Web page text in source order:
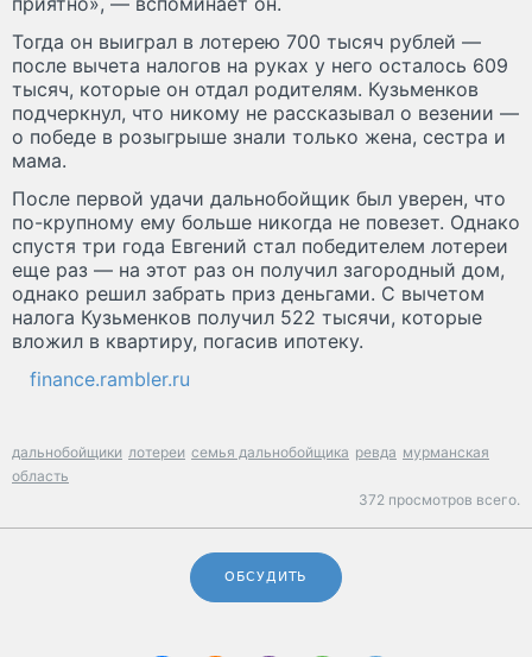
Тогда он выиграл в лотерею 700 тысяч рублей —
после вычета налогов на руках у него осталось 609
тысяч, которые он отдал родителям. Кузьменков
подчеркнул, что никому не рассказывал о везении —
о победе в розыгрыше знали только жена, сестра и
мама.
После первой удачи дальнобойщик был уверен, что
по-крупному ему больше никогда не повезет. Однако
спустя три года Евгений стал победителем лотереи
еще раз — на этот раз он получил загородный дом,
однако решил забрать приз деньгами. С вычетом
налога Кузьменков получил 522 тысячи, которые
вложил в квартиру, погасив ипотеку.
finance.rambler.ru
дальнобойщики лотереи семья дальнобойщика ревда мурманская
область
372 просмотров всего.
ОБСУДИТЬ